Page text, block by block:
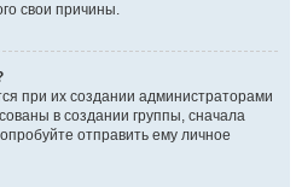
свои причины.
при их создании администраторами
в создании группы, сначала
отправить ему личное